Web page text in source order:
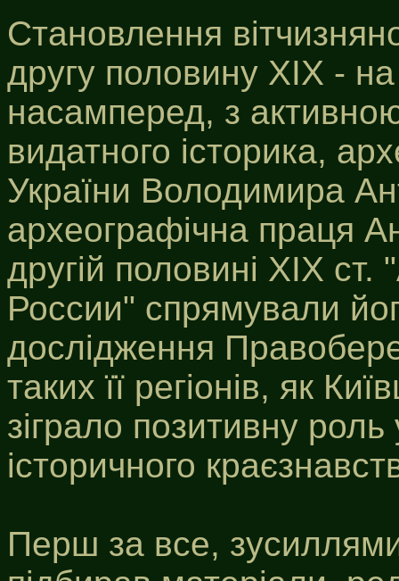
Становлення
другу половину ХІХ -
насамперед, з активною
видатного історика,
України Володимира
археографічна праця
другій половині XIX
России" спрямували
дослідження
таких її регіонів, як
зіграло позитивну
історичного
Перш за все,